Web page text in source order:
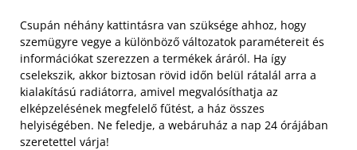
Csupán néhány kattintásra van szüksége ahhoz, hogy
szemügyre vegye a különböző változatok paramétereit és
információkat szerezzen a termékek áráról. Ha így
cselekszik, akkor biztosan rövid időn belül rátalál arra a
kialakítású radiátorra, amivel megvalósíthatja az
elképzelésének megfelelő fűtést, a ház összes
helyiségében. Ne feledje, a webáruház a nap 24 órájában
szeretettel várja!